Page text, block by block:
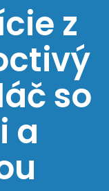
z
so
a